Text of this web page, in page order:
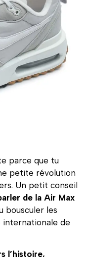
parce que tu
petite révolution
Un petit conseil
de la Air Max
bousculer les
internationale de
l’histoire,